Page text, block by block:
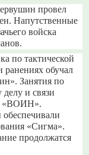
провел
Напутственные
войска
по тактической
обучал
Занятия по
и связи
«ВОИН».
«Сигма».
продолжатся